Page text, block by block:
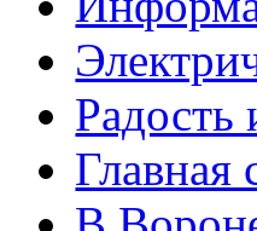
Радость
Главная